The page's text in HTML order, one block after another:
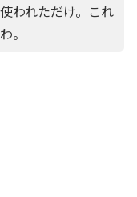
われただけ。これ
。